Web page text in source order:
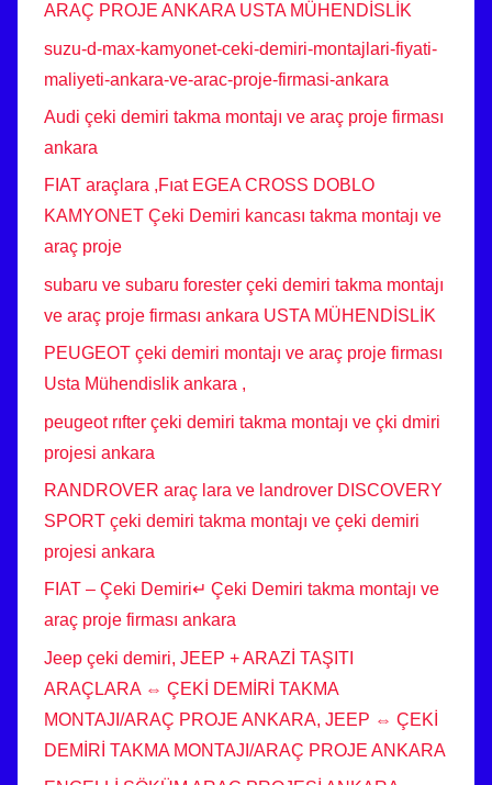
ARAÇ PROJE ANKARA USTA MÜHENDİSLİK
suzu-d-max-kamyonet-ceki-demiri-montajlari-fiyati-
maliyeti-ankara-ve-arac-proje-firmasi-ankara
Audi çeki demiri takma montajı ve araç proje firması
ankara
FIAT araçlara ,Fıat EGEA CROSS DOBLO
KAMYONET Çeki Demiri kancası takma montajı ve
araç proje
subaru ve subaru forester çeki demiri takma montajı
ve araç proje firması ankara USTA MÜHENDİSLİK
PEUGEOT çeki demiri montajı ve araç proje firması
Usta Mühendislik ankara ,
peugeot rıfter çeki demiri takma montajı ve çki dmiri
projesi ankara
RANDROVER araç lara ve landrover DISCOVERY
SPORT çeki demiri takma montajı ve çeki demiri
projesi ankara
FIAT – Çeki Demiri↵ Çeki Demiri takma montajı ve
araç proje firması ankara
Jeep çeki demiri, JEEP + ARAZİ TAŞITI
ARAÇLARA ⇔ ÇEKİ DEMİRİ TAKMA
MONTAJI/ARAÇ PROJE ANKARA, JEEP ⇔ ÇEKİ
DEMİRİ TAKMA MONTAJI/ARAÇ PROJE ANKARA